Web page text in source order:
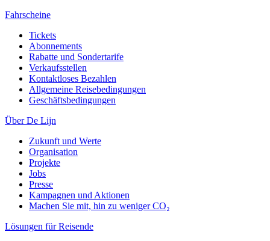
Fahrscheine
Tickets
Abonnements
Rabatte und Sondertarife
Verkaufsstellen
Kontaktloses Bezahlen
Allgemeine Reisebedingungen
Geschäftsbedingungen
Über De Lijn
Zukunft und Werte
Organisation
Projekte
Jobs
Presse
Kampagnen und Aktionen
Machen Sie mit, hin zu weniger CO₂
Lösungen für Reisende